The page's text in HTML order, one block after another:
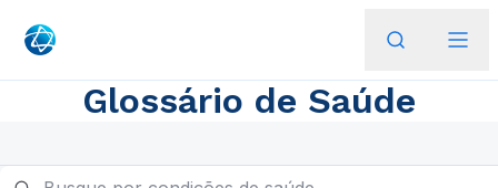
Glossário de Saúde